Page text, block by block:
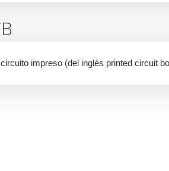
impreso (del inglés printed circuit